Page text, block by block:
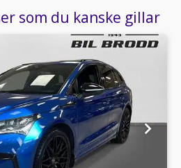
som du kanske gillar